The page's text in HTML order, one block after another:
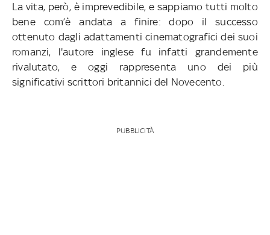
La vita, però, è imprevedibile, e sappiamo tutti molto
bene com’è andata a finire: dopo il successo
ottenuto dagli adattamenti cinematografici dei suoi
romanzi, l'autore inglese fu infatti grandemente
rivalutato, e oggi rappresenta uno dei più
significativi scrittori britannici del Novecento.
PUBBLICITÀ